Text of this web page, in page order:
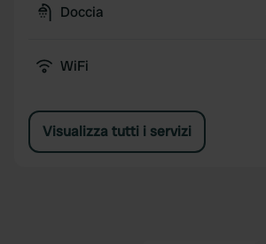
Doccia
WiFi
Visualizza tutti i servizi